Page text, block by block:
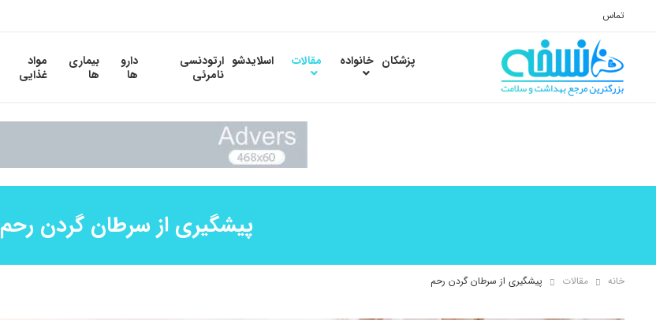
تماس
پزشکان خانواده مقالات اسلایدشو ارتودنسی
نامرئی
دارو
ها
بیماری
ها
مواد
غذایی
پیشگیری از سرطان گردن رحم
خانه مقالات پیشگیری از سرطان گردن رحم